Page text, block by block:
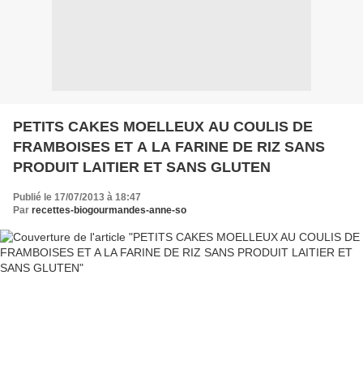
PETITS CAKES MOELLEUX AU COULIS DE
FRAMBOISES ET A LA FARINE DE RIZ SANS
PRODUIT LAITIER ET SANS GLUTEN
Publié le 17/07/2013 à 18:47
Par recettes-biogourmandes-anne-so